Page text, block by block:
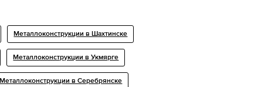
Металлоконструкции в Шахтинске
Металлоконструкции в Укмярге
Металлоконструкции в Серебрянске